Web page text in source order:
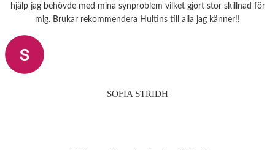
hjälp jag behövde med mina synproblem vilket gjort stor skillnad för
mig. Brukar rekommendera Hultins till alla jag känner!!
SOFIA STRIDH